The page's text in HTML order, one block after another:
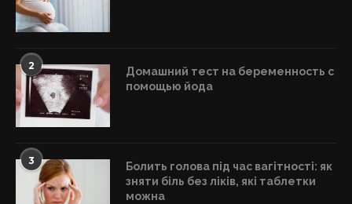
2
Домашний тест на беременность с
помощью йода
3
Болить голова під час вагітності: як
зняти біль без ліків, які таблетки
можна